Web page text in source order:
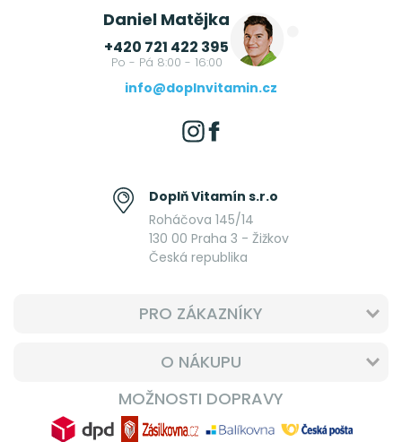
Daniel Matějka
+420 721 422 395
Po - Pá 8:00 - 16:00
info@doplnvitamin.cz
Doplň Vitamín s.r.o
Roháčova 145/14
130 00 Praha 3 - Žižkov
Česká republika
PRO ZÁKAZNÍKY
O NÁKUPU
MOŽNOSTI DOPRAVY